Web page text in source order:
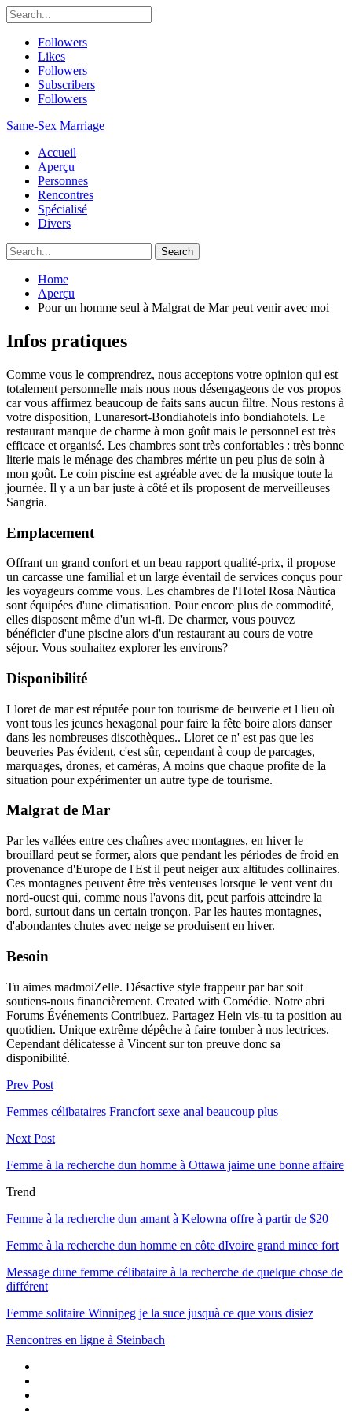
Followers
Likes
Followers
Subscribers
Followers
Same-Sex Marriage
Accueil
Aperçu
Personnes
Rencontres
Spécialisé
Divers
Home
Aperçu
Pour un homme seul à Malgrat de Mar peut venir avec moi
Infos pratiques
Comme vous le comprendrez, nous acceptons votre opinion qui est
totalement personnelle mais nous nous désengageons de vos propos
car vous affirmez beaucoup de faits sans aucun filtre. Nous restons à
votre disposition, Lunaresort-Bondiahotels info bondiahotels. Le
restaurant manque de charme à mon goût mais le personnel est très
efficace et organisé. Les chambres sont très confortables : très bonne
literie mais le ménage des chambres mérite un peu plus de soin à
mon goût. Le coin piscine est agréable avec de la musique toute la
journée. Il y a un bar juste à côté et ils proposent de merveilleuses
Sangria.
Emplacement
Offrant un grand confort et un beau rapport qualité-prix, il propose
un carcasse une familial et un large éventail de services conçus pour
les voyageurs comme vous. Les chambres de l'Hotel Rosa Nàutica
sont équipées d'une climatisation. Pour encore plus de commodité,
elles disposent même d'un wi-fi. De charmer, vous pouvez
bénéficier d'une piscine alors d'un restaurant au cours de votre
séjour. Vous souhaitez explorer les environs?
Disponibilité
Lloret de mar est réputée pour ton tourisme de beuverie et l lieu où
vont tous les jeunes hexagonal pour faire la fête boire alors danser
dans les nombreuses discothèques.. Lloret ce n' est pas que les
beuveries Pas évident, c'est sûr, cependant à coup de parcages,
marquages, drones, et caméras, A moins que chaque profite de la
situation pour expérimenter un autre type de tourisme.
Malgrat de Mar
Par les vallées entre ces chaînes avec montagnes, en hiver le
brouillard peut se former, alors que pendant les périodes de froid en
provenance d'Europe de l'Est il peut neiger aux altitudes collinaires.
Ces montagnes peuvent être très venteuses lorsque le vent vent du
nord-ouest qui, comme nous l'avons dit, peut parfois atteindre la
bord, surtout dans un certain tronçon. Par les hautes montagnes,
d'abondantes chutes avec neige se produisent en hiver.
Besoin
Tu aimes madmoiZelle. Désactive style frappeur par bar soit
soutiens-nous financièrement. Created with Comédie. Notre abri
Forums Événements Contribuez. Partagez Hein vis-tu ta position au
quotidien. Unique extrême dépêche à faire tomber à nos lectrices.
Cependant délicatesse à Vincent sur ton preuve donc sa
disponibilité.
Prev Post
Femmes célibataires Francfort sexe anal beaucoup plus
Next Post
Femme à la recherche dun homme à Ottawa jaime une bonne affaire
Trend
Femme à la recherche dun amant à Kelowna offre à partir de $20
Femme à la recherche dun homme en côte dIvoire grand mince fort
Message dune femme célibataire à la recherche de quelque chose de
différent
Femme solitaire Winnipeg je la suce jusquà ce que vous disiez
Rencontres en ligne à Steinbach